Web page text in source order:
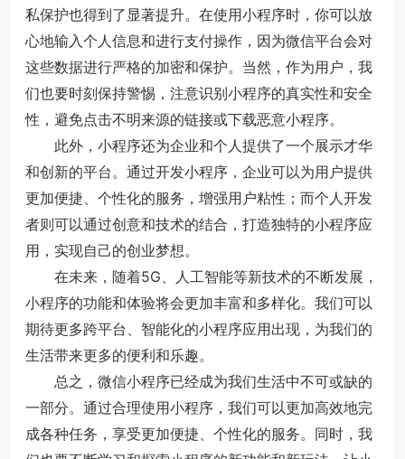
私保护也得到了显著提升。在使用小程序时，你可以放
心地输入个人信息和进行支付操作，因为微信平台会对
这些数据进行严格的加密和保护。当然，作为用户，我
们也要时刻保持警惕，注意识别小程序的真实性和安全
性，避免点击不明来源的链接或下载恶意小程序。
此外，小程序还为企业和个人提供了一个展示才华
和创新的平台。通过开发小程序，企业可以为用户提供
更加便捷、个性化的服务，增强用户粘性；而个人开发
者则可以通过创意和技术的结合，打造独特的小程序应
用，实现自己的创业梦想。
在未来，随着5G、人工智能等新技术的不断发展，
小程序的功能和体验将会更加丰富和多样化。我们可以
期待更多跨平台、智能化的小程序应用出现，为我们的
生活带来更多的便利和乐趣。
总之，微信小程序已经成为我们生活中不可或缺的
一部分。通过合理使用小程序，我们可以更加高效地完
成各种任务，享受更加便捷、个性化的服务。同时，我